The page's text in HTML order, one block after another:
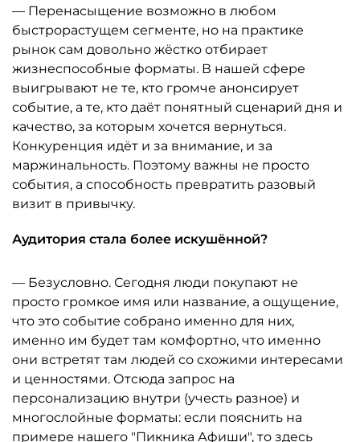
— Перенасыщение возможно в любом
быстрорастущем сегменте, но на практике
рынок сам довольно жёстко отбирает
жизнеспособные форматы. В нашей сфере
выигрывают не те, кто громче анонсирует
событие, а те, кто даёт понятный сценарий дня и
качество, за которым хочется вернуться.
Конкуренция идёт и за внимание, и за
маржинальность. Поэтому важны не просто
события, а способность превратить разовый
визит в привычку.
Аудитория стала более искушённой?
— Безусловно. Сегодня люди покупают не
просто громкое имя или название, а ощущение,
что это событие собрано именно для них,
именно им будет там комфортно, что именно
они встретят там людей со схожими интересами
и ценностями. Отсюда запрос на
персонализацию внутри (учесть разное) и
многослойные форматы: если пояснить на
примере нашего "Пикника Афиши", то здесь